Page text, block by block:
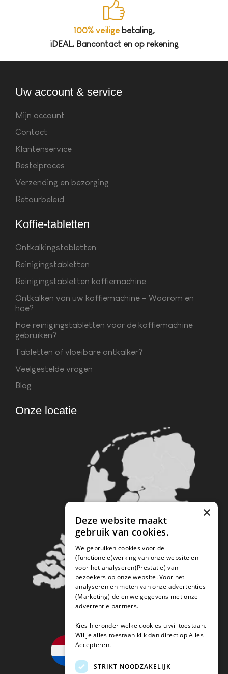
100% veiligebetaling,
iDEAL, Bancontact en op rekening
Uw account & service
Mijn account
Contact
Klantenservice
Bestelproces
Verzending en bezorging
Retourbeleid
Koffie-tabletten
Ontkalkingstabletten
Reinigingstabletten
Reinigingstabletten koffiemachine
Ontkalken van uw koffiemachine – Waarom en
hoe?
Hoe reinigingstabletten voor de koffiemachine
gebruiken?
Tabletten of vloeibare ontkalker?
Veelgestelde vragen
Blog
Onze locatie
×
Deze website maakt
gebruik van cookies.
We gebruiken cookies voor de
(functionele)werking van onze website en
voor het analyseren(Prestatie) van
bezoekers op onze website. Voor het
analyseren en meten van onze advertenties
(Marketing) delen we gegevens met onze
advertentie partners.
Kies hieronder welke cookies u wil toestaan.
Wil je alles toestaan klik dan direct op Alles
Accepteren.
STRIKT NOODZAKELIJK